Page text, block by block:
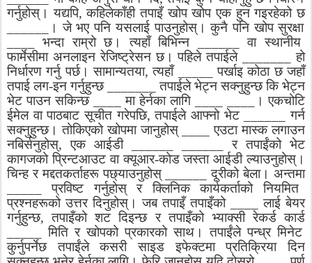
गर्नुहोस्। यद्यपि,कहिलेकाँही तपाइँ खोप खोप एक हुन गइरहेको छ
। जे भए पनि यसलाई पाउनुहोस्। कुनै पनि खोप सुरक्षा
____भन्दा राम्रो छ। त्यहाँ बिभिन्न ______वा स्थानीय
फार्मेसीमा अनलाइन रेजिष्ट्रेसन छ। पहिले तपाईले_______हो
निर्धारण गर्नु पर्छ। सामान्यतया,त्यहाँ_____पर्खाइ कोठा छ जहाँ
तपाई लग-इन गर्नुहुन्छ_______तपाईले भेट्न सक्नुहुन्छ कि भेट्न
भेट पाउन सकिन्छ____मा हेर्नका लागि । एकचोटि
ईमेल वा पाठबाट सूचीत गरेपछि,तपाईले आफ्नो भेट______गर्न
सक्नुहुन्छ। तोकिएको खोपमा जानुहोस्____एउटा मास्क लगाउन
नबिर्सनुहोस्,एक आईडी______ ______र तपाईंको भेट
कागजको प्रिन्टआउट वा क्यूआर-कोड जस्ता आईडी ल्याउनुहोस्।
चिन्ह र मद्दतकर्ताहरू पछ्याउनुहोस्______दूरीको बेला। अन्तमा
_____प्रविष्ट गर्नुहोस् र क्लिनिक कार्यकर्ताको
नियमित
प्रश्नहरूको उत्तर दिनुहोस्। जब तपाइँ तपाइँको____लाई बेयर
गर्नुहुन्छ,तपाइँको शट दिइन्छ र तपाइँको भ्याक्सी रेकर्ड कार्ड
_____मिति र खोपको प्रकारको साथ। तपाईंले पन्ध्र मिनेट
कुर्नुपर्नेछ
तपाईंले कसरी साइड इफेक्टमा प्रतिक्रिया
दिन